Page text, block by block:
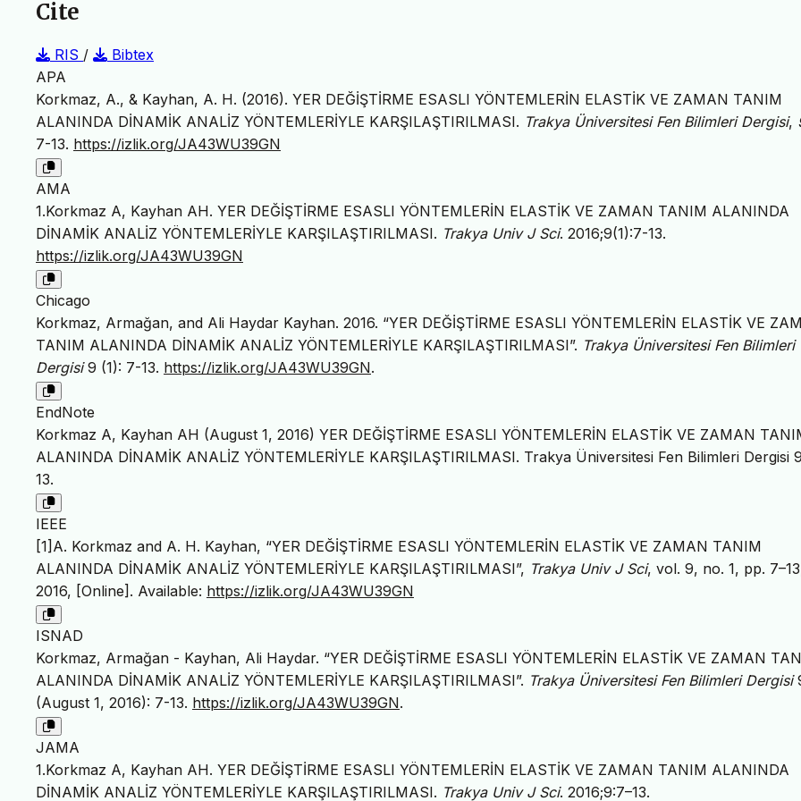
Cite
RIS /
Bibtex
APA
Korkmaz, A., & Kayhan, A. H. (2016). YER DEĞİŞTİRME ESASLI YÖNTEMLERİN ELASTİK VE ZAMAN TANIM
ALANINDA DİNAMİK ANALİZ YÖNTEMLERİYLE KARŞILAŞTIRILMASI. Trakya Üniversitesi Fen Bilimleri Dergisi,
7-13. https://izlik.org/JA43WU39GN
AMA
1.Korkmaz A, Kayhan AH. YER DEĞİŞTİRME ESASLI YÖNTEMLERİN ELASTİK VE ZAMAN TANIM ALANINDA
DİNAMİK ANALİZ YÖNTEMLERİYLE KARŞILAŞTIRILMASI. Trakya Univ J Sci. 2016;9(1):7-13.
https://izlik.org/JA43WU39GN
Chicago
Korkmaz, Armağan, and Ali Haydar Kayhan. 2016. “YER DEĞİŞTİRME ESASLI YÖNTEMLERİN ELASTİK VE
TANIM ALANINDA DİNAMİK ANALİZ YÖNTEMLERİYLE KARŞILAŞTIRILMASI”. Trakya Üniversitesi Fen Bilimleri
Dergisi9 (1): 7-13. https://izlik.org/JA43WU39GN.
EndNote
Korkmaz A, Kayhan AH (August 1, 2016) YER DEĞİŞTİRME ESASLI YÖNTEMLERİN ELASTİK VE ZAMAN
ALANINDA DİNAMİK ANALİZ YÖNTEMLERİYLE KARŞILAŞTIRILMASI. Trakya Üniversitesi Fen Bilimleri Dergisi
13.
IEEE
[1]A. Korkmaz and A. H. Kayhan, “YER DEĞİŞTİRME ESASLI YÖNTEMLERİN ELASTİK VE ZAMAN TANIM
ALANINDA DİNAMİK ANALİZ YÖNTEMLERİYLE KARŞILAŞTIRILMASI”, Trakya Univ J Sci, vol. 9, no. 1, pp.
2016, [Online]. Available: https://izlik.org/JA43WU39GN
ISNAD
Korkmaz, Armağan - Kayhan, Ali Haydar. “YER DEĞİŞTİRME ESASLI YÖNTEMLERİN ELASTİK VE ZAMAN
ALANINDA DİNAMİK ANALİZ YÖNTEMLERİYLE KARŞILAŞTIRILMASI”. Trakya Üniversitesi Fen Bilimleri Dergisi
(August 1, 2016): 7-13. https://izlik.org/JA43WU39GN.
JAMA
1.Korkmaz A, Kayhan AH. YER DEĞİŞTİRME ESASLI YÖNTEMLERİN ELASTİK VE ZAMAN TANIM ALANINDA
DİNAMİK ANALİZ YÖNTEMLERİYLE KARŞILAŞTIRILMASI. Trakya Univ J Sci. 2016;9:7–13.